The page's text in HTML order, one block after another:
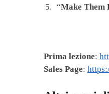
“Make Them
Prima lezione:
Sales Page: